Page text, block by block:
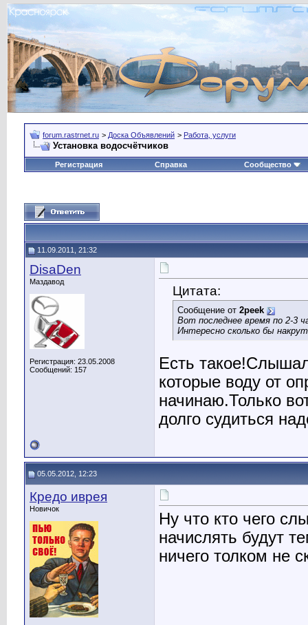
forum.rastrnet.ru > Доска Объявлений > Работа, услуги
Установка водосчётчиков
Регистрация Справка Сообщество
11.09.2011, 21:32
DisaDen
Маздавод
Регистрация: 23.05.2008
Сообщений: 157
Цитата:
Сообщение от 2peek
Вот последнее время по 2-3
Интересно сколько бы
Есть
которые воду от
начинаю.Только
долго судиться
05.05.2012, 12:23
Кредо иврея
Новичок
Ну что кто чего
начислять будут
ничего толком не